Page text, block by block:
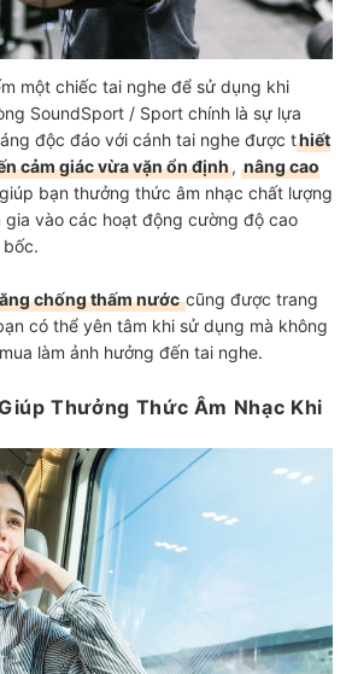
một chiếc tai nghe để sử dụng khi
SoundSport / Sport chính là sự lựa
độc đáo với cánh tai nghe được thiết
cảm giác vừa vặn ổn định, nâng cao
giúp bạn thưởng thức âm nhạc chất lượng
vào các hoạt động cường độ cao
chống thấm nướccũng được trang
có thể yên tâm khi sử dụng mà không
làm ảnh hưởng đến tai nghe.
Thưởng Thức Âm Nhạc Khi